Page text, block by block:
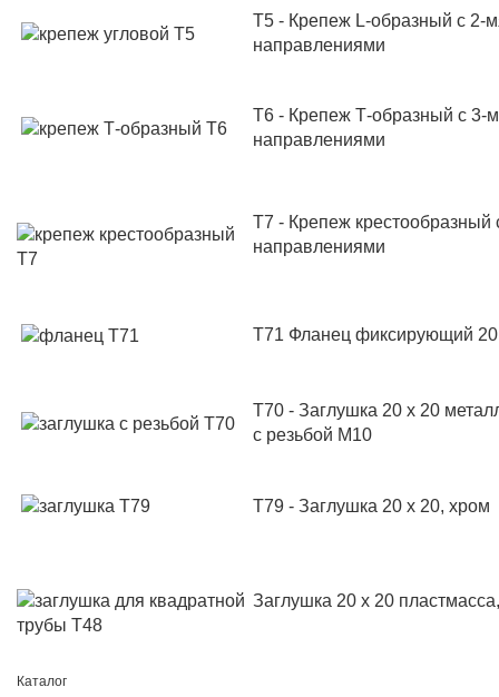
Т5 - Крепеж L-образный с 2-
направлениями
Т6 - Крепеж Т-образный с 3-
направлениями
Т7 - Крепеж крестообразный
направлениями
Т71 Фланец фиксирующий 20
Т70 - Заглушка 20 х 20
с резьбой М10
Т79 - Заглушка 20 х 20, хром
Заглушка 20 х 20
Каталог